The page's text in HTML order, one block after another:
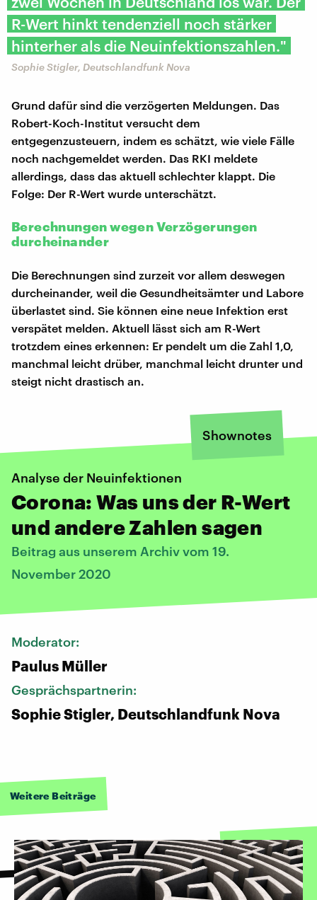
R-Wert hinkt tendenziell noch stärker
hinterher als die Neuinfektionszahlen."
Sophie Stigler, Deutschlandfunk Nova
Grund dafür sind die verzögerten Meldungen. Das
Robert-Koch-Institut versucht dem
entgegenzusteuern, indem es schätzt, wie viele Fälle
noch nachgemeldet werden. Das RKI meldete
allerdings, dass das aktuell schlechter klappt. Die
Folge: Der R-Wert wurde unterschätzt.
Berechnungen wegen Verzögerungen
durcheinander
Die Berechnungen sind zurzeit vor allem deswegen
durcheinander, weil die Gesundheitsämter und Labore
überlastet sind. Sie können eine neue Infektion erst
verspätet melden. Aktuell lässt sich am R-Wert
trotzdem eines erkennen: Er pendelt um die Zahl 1,0,
manchmal leicht drüber, manchmal leicht drunter und
steigt nicht drastisch an.
Shownotes
Analyse der Neuinfektionen
Corona: Was uns der R-Wert
und andere Zahlen sagen
Beitrag aus unserem Archiv vom 19.
November 2020
Moderator:
Paulus Müller
Gesprächspartnerin:
Sophie Stigler, Deutschlandfunk Nova
Weitere Beiträge